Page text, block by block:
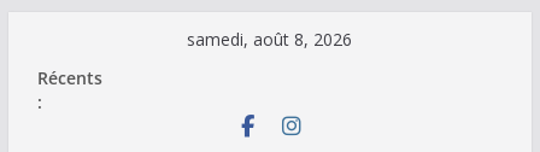
contenu
samedi, août 8, 2026
Récents
: